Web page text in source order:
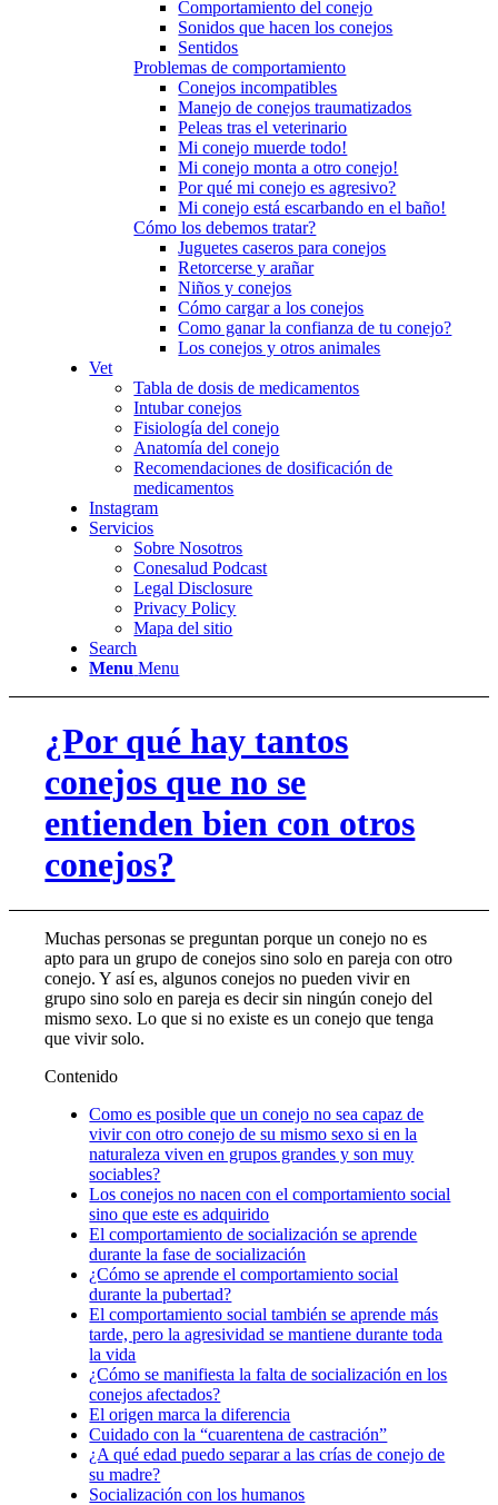
Comportamiento del conejo
Sonidos que hacen los conejos
Sentidos
Problemas de comportamiento
Conejos incompatibles
Manejo de conejos traumatizados
Peleas tras el veterinario
Mi conejo muerde todo!
Mi conejo monta a otro conejo!
Por qué mi conejo es agresivo?
Mi conejo está escarbando en el baño!
Cómo los debemos tratar?
Juguetes caseros para conejos
Retorcerse y arañar
Niños y conejos
Cómo cargar a los conejos
Como ganar la confianza de tu conejo?
Los conejos y otros animales
Vet
Tabla de dosis de medicamentos
Intubar conejos
Fisiología del conejo
Anatomía del conejo
Recomendaciones de dosificación de
medicamentos
Instagram
Servicios
Sobre Nosotros
Conesalud Podcast
Legal Disclosure
Privacy Policy
Mapa del sitio
Search
Menu Menu
¿Por qué hay tantos
conejos que no se
entienden bien con otros
conejos?
Muchas personas se preguntan porque un conejo no es
apto para un grupo de conejos sino solo en pareja con otro
conejo. Y así es, algunos conejos no pueden vivir en
grupo sino solo en pareja es decir sin ningún conejo del
mismo sexo. Lo que si no existe es un conejo que tenga
que vivir solo.
Contenido
Como es posible que un conejo no sea capaz de
vivir con otro conejo de su mismo sexo si en la
naturaleza viven en grupos grandes y son muy
sociables?
Los conejos no nacen con el comportamiento social
sino que este es adquirido
El comportamiento de socialización se aprende
durante la fase de socialización
¿Cómo se aprende el comportamiento social
durante la pubertad?
El comportamiento social también se aprende más
tarde, pero la agresividad se mantiene durante toda
la vida
¿Cómo se manifiesta la falta de socialización en los
conejos afectados?
El origen marca la diferencia
Cuidado con la “cuarentena de castración”
¿A qué edad puedo separar a las crías de conejo de
su madre?
Socialización con los humanos